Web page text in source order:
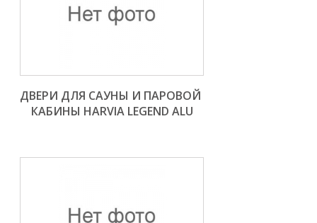
ДВЕРИ ДЛЯ САУНЫ И ПАРОВОЙ
КАБИНЫ HARVIA LEGEND ALU